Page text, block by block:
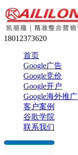
18012373620
首页
Google广告
Google竞价
Google开户
Google海外推广
客户案例
谷歌学院
联系我们